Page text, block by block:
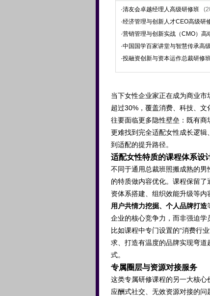
·清友会卓越经理人高级研修班
·经济管理与创新人才CEO高级研
·营销管理与创新实战（CMO）高
·中国国学百家讲堂与智慧传承高
·投融资创新与资本运作总裁研修
当下女性企业家正在成为商业
超过30%，覆盖消费、科技、
往要面临更多隐性壁垒：既有商
更难找到完全适配女性成长逻
到适配的提升路径。
适配女性特质的课程体系设
不同于通用总裁班照搬成熟的
的特质做内容优化。课程保留
资体系搭建、组织效能升级等
用户共情力挖掘、个人品牌打造
企业的核心竞争力，而非强迫学
比如课程中专门设置的“消费行
求、打造有温度的品牌实现弯
式。
专属圈层与资源对接服务
这类专属研修课程的另一大核心
应酬式社交、无效资源对接的